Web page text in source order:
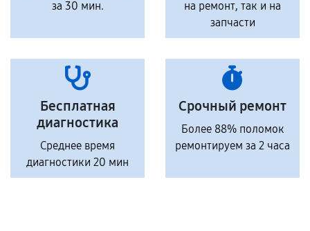
за 30 мин.
на ремонт, так и на
запчасти
Бесплатная
диагностика
Среднее время
диагностики 20 мин
Срочный ремонт
Более 88% поломок
ремонтируем за 2 часа